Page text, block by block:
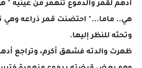
أدهم لقمر والدموع تنهمر من عينيه "
هي.. ماما..." احتضنت قمر ذراعه وهي
وتحثه للنظر إليها.
ظهرت والدته فشهق أكرم، وتراجع